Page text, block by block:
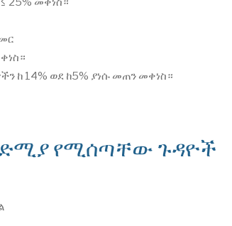
ከ 14% ወደ ከ5% ያነሱ መጠን መቀነስ።
ቅድሚያ የሚሰጣቸው ጉዳዮች